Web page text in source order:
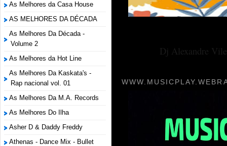
As Melhores da Casa House
AS MELHORES DA DÉCADA
As Melhores Da Década -
Volume 2
As Melhores da Hot Line
As Melhores Da Kaskata's -
Rap nacional vol. 01
As Melhores Da M.A. Records
As Melhores Do Ilha
Asher D & Daddy Freddy
Athenas - Dance Mix - Bullet
Dj Alexandre